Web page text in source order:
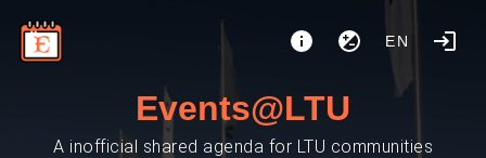
EN
Events@LTU
A inofficial shared agenda for LTU communities